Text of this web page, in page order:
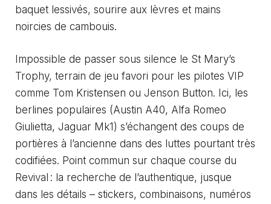
baquet lessivés, sourire aux lèvres et mains
noircies de cambouis.
Impossible de passer sous silence le St Mary’s
Trophy, terrain de jeu favori pour les pilotes VIP
comme Tom Kristensen ou Jenson Button. Ici, les
berlines populaires (Austin A40, Alfa Romeo
Giulietta, Jaguar Mk1) s’échangent des coups de
portières à l’ancienne dans des luttes pourtant très
codifiées. Point commun sur chaque course du
Revival : la recherche de l’authentique, jusque
dans les détails – stickers, combinaisons, numéros